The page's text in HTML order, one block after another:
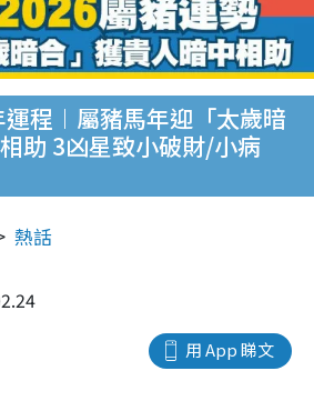
程︱屬豬馬年迎「太歲暗
助 3凶星致小破財/小病
熱話
用 App 睇文